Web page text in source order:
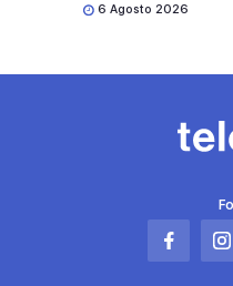
6 Agosto 2026
Abrir